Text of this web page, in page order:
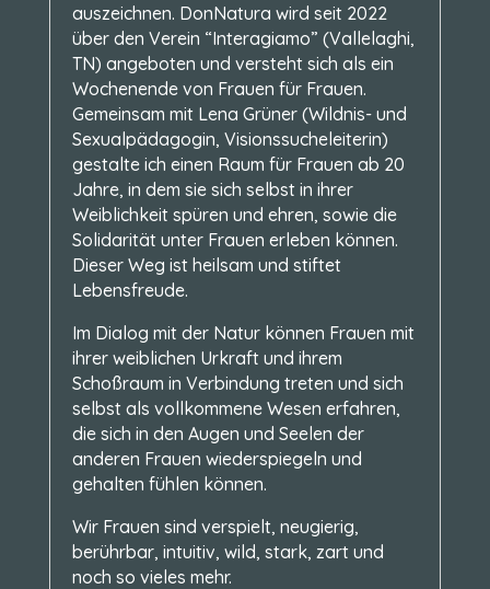
auszeichnen. DonNatura wird seit 2022
über den Verein “Interagiamo” (Vallelaghi,
TN) angeboten und versteht sich als ein
Wochenende von Frauen für Frauen.
Gemeinsam mit Lena Grüner (Wildnis- und
Sexualpädagogin, Visionssucheleiterin)
gestalte ich einen Raum für Frauen ab 20
Jahre, in dem sie sich selbst in ihrer
Weiblichkeit spüren und ehren, sowie die
Solidarität unter Frauen erleben können.
Dieser Weg ist heilsam und stiftet
Lebensfreude.
Im Dialog mit der Natur können Frauen mit
ihrer weiblichen Urkraft und ihrem
Schoßraum in Verbindung treten und sich
selbst als vollkommene Wesen erfahren,
die sich in den Augen und Seelen der
anderen Frauen wiederspiegeln und
gehalten fühlen können.
Wir Frauen sind verspielt, neugierig,
berührbar, intuitiv, wild, stark, zart und
noch so vieles mehr.